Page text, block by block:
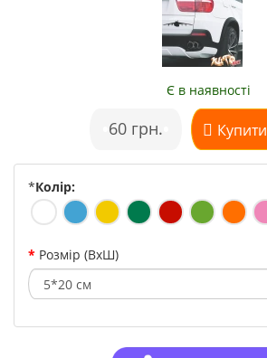
Є в наявності
60 грн. Купити
*Колір:
Розмір (ВхШ)